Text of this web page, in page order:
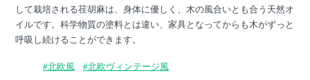
して栽培される荏胡麻は、身体に優しく、木の風合いとも合う天然オ
イルです。科学物質の塗料とは違い、家具となってからも木がずっと
呼吸し続けることができます。
#北欧風 #北欧ヴィンテージ風